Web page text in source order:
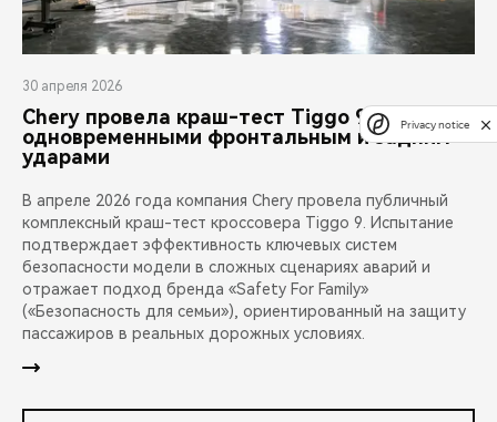
30 апреля 2026
Chery провела краш-тест Tiggo 9 с
одновременными фронтальным и задним
ударами
В апреле 2026 года компания Chery провела публичный
комплексный краш-тест кроссовера Tiggo 9. Испытание
подтверждает эффективность ключевых систем
безопасности модели в сложных сценариях аварий и
отражает подход бренда «Safety For Family»
(«Безопасность для семьи»), ориентированный на защиту
пассажиров в реальных дорожных условиях.
Privacy notice